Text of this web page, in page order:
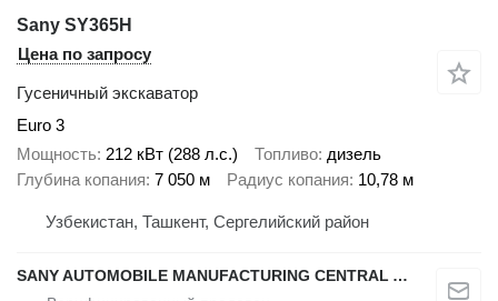
Sany SY365H
Цена по запросу
Гусеничный экскаватор
Euro 3
Мощность 212 кВт (288 л.с.) Топливо дизель
Глубина копания 7 050 м Радиус копания 10,78 м
Узбекистан, Ташкент, Сергелийский район
SANY AUTOMOBILE MANUFACTURING CENTRAL ASIA